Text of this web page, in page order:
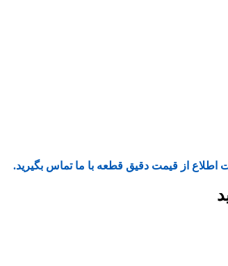
اطلاع از قیمت دقیق قطعه با ما تماس بگیرید.